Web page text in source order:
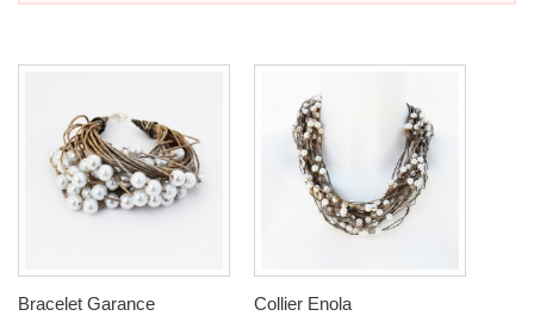
Bracelet Garance Collier Enola